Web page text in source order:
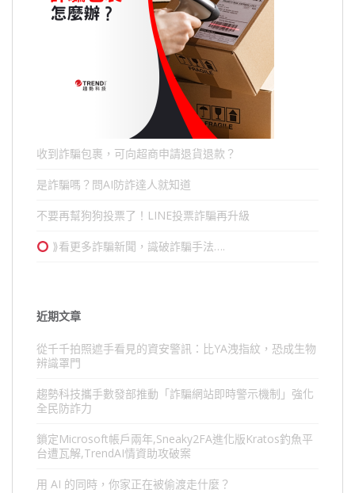
收到詐騙包裹，可向超商申請退貨退款？
是詐騙嗎？問AI防詐達人就知道
不要再幫狗狗投票了！LINE投票詐騙再升級
⟫看更多詐騙新聞，識破詐騙手法….
近期文章
從千千拍照遮手看見的資安警訊：比YA洩指紋，恐成生物
辨識罩門
趨勢科技攜手數發部推動「詐騙網站即時警示機制」強化
全民防詐力
鎖定Microsoft帳戶兩年,Sneaky2FA進化版Kratos釣魚平
台遭瓦解,TrendAI情資助攻破案
用 AI 的同時，你家正在被偷渡走什麼？